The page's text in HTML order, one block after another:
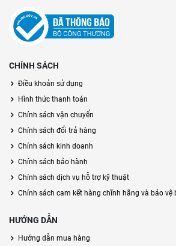
CHÍNH SÁCH
Điều khoản sử dụng
Hình thức thanh toán
Chính sách vận chuyển
Chính sách đổi trả hàng
Chính sách kinh doanh
Chính sách bảo hành
Chính sách dịch vụ hỗ trợ kỹ thuật
Chính sách cam kết hàng chĩnh hãng và bảo vệ
HƯỚNG DẪN
Hướng dẫn mua hàng